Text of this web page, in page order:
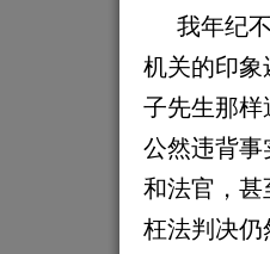
我年纪
机关的印象
子先生那样
公然违背事
和法官，甚
枉法判决仍